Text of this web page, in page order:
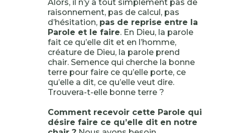
Alors, il n’y a tout simplement pas de
raisonnement, pas de calcul, pas
d’hésitation, pas de reprise entre la
Parole et le faire. En Dieu, la parole
fait ce qu’elle dit et en l’homme,
créature de Dieu, la parole prend
chair. Semence qui cherche la bonne
terre pour faire ce qu’elle porte, ce
qu’elle a dit, ce qu’elle veut dire.
Trouvera-t-elle bonne terre ?
Comment recevoir cette Parole qui
désire faire ce qu’elle dit en notre